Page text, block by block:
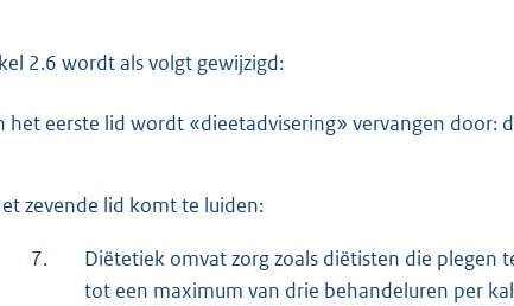
2.6 wordt als volgt gewijzigd:
het eerste lid wordt «dieetadvisering» vervangen door:
zevende lid komt te luiden:
7.
Diëtetiek omvat zorg zoals diëtisten die plegen
tot een maximum van drie behandeluren per